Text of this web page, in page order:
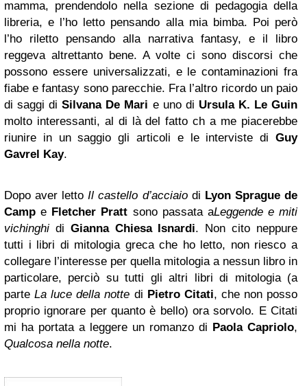
mamma, prendendolo nella sezione di pedagogia della
libreria, e l’ho letto pensando alla mia bimba. Poi però
l’ho riletto pensando alla narrativa fantasy, e il libro
reggeva altrettanto bene. A volte ci sono discorsi che
possono essere universalizzati, e le contaminazioni fra
fiabe e fantasy sono parecchie. Fra l’altro ricordo un paio
di saggi diSilvana De Mari e uno di Ursula K. Le Guin
molto interessanti, al di là del fatto ch a me piacerebbe
riunire in un saggio gli articoli e le interviste di Guy
Gavrel Kay.
Dopo aver lettoIl castello d’acciaiodi Lyon Sprague de
Camp e Fletcher Pratt sono passata aLeggende e miti
vichinghi di Gianna Chiesa Isnardi. Non cito neppure
tutti i libri di mitologia greca che ho letto, non riesco a
collegare l’interesse per quella mitologia a nessun libro in
particolare, perciò su tutti gli altri libri di mitologia (a
parteLa luce della notte di Pietro Citati, che non posso
proprio ignorare per quanto è bello) ora sorvolo. E Citati
mi ha portata a leggere un romanzo di Paola Capriolo,
Qualcosa nella notte.